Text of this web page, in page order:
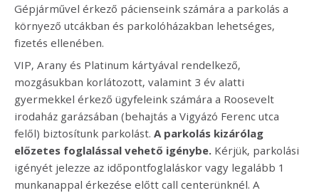
Gépjárművel érkező pácienseink számára a parkolás a
környező utcákban és parkolóházakban lehetséges,
fizetés ellenében.
VIP, Arany és Platinum kártyával rendelkező,
mozgásukban korlátozott, valamint 3 év alatti
gyermekkel érkező ügyfeleink számára a Roosevelt
irodaház garázsában (behajtás a Vigyázó Ferenc utca
felől) biztosítunk parkolást. A parkolás kizárólag
előzetes foglalással vehető igénybe. Kérjük, parkolási
igényét jelezze az időpontfoglaláskor vagy legalább 1
munkanappal érkezése előtt call centerünknél. A